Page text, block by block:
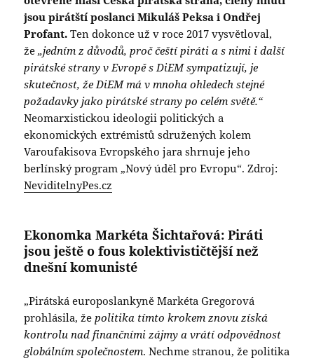
jsou pirátští poslanci Mikuláš Peksa i Ondřej
Profant.Ten dokonce už v roce 2017 vysvětloval,
že„jedním z důvodů, proč čeští piráti a s nimi i další
pirátské strany v Evropě s DiEM sympatizují, je
skutečnost, že DiEM má v mnoha ohledech stejné
požadavky jako pirátské strany po celém světě.“
Neomarxistickou ideologii politických a
ekonomických extrémistů sdružených kolem
Varoufakisova Evropského jara shrnuje jeho
berlínský program „Nový úděl pro Evropu“. Zdroj:
NeviditelnyPes.cz
Ekonomka Markéta Šichtařová: Piráti
jsou ještě o fous kolektivističtější než
dnešní komunisté
„Pirátská europoslankyně Markéta Gregorová
prohlásila, že politika tímto krokem znovu získá
kontrolu nad finančními zájmy a vrátí odpovědnost
globálním společnostem. Nechme stranou, že politika